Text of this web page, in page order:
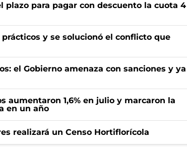
plazo para pagar con descuento la cuota 4
y se solucionó el conflicto que
el Gobierno amenaza con sanciones y ya
aumentaron 1,6% en julio y marcaron la
en un año
realizará un Censo Hortiflorícola